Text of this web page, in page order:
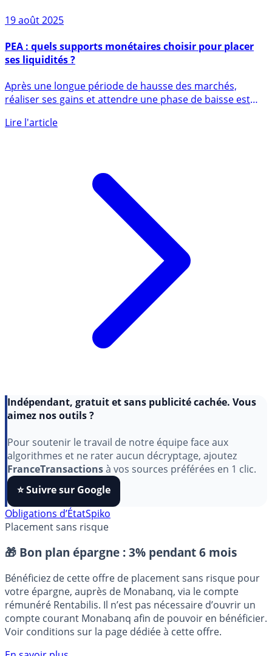
19 août 2025
ses liquidités ?
réaliser ses gains et attendre une phase de baisse est
aimez nos outils ?
Pour soutenir le travail de notre équipe face aux
algorithmes et ne rater aucun décryptage, ajoutez
FranceTransactionsà vos sources préférées en 1 clic.
⭐️ Suivre sur Google
Spiko
Placement sans risque
🎁 Bon plan épargne : 3% pendant 6 mois
Bénéficiez de cette offre de placement sans risque pour
votre épargne, auprès de Monabanq, via le compte
rémunéré Rentabilis. Il n’est pas nécessaire d’ouvrir un